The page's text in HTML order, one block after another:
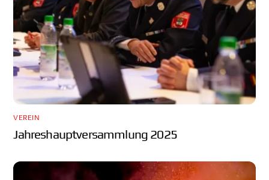
VEREIN
Jahreshauptversammlung 2025